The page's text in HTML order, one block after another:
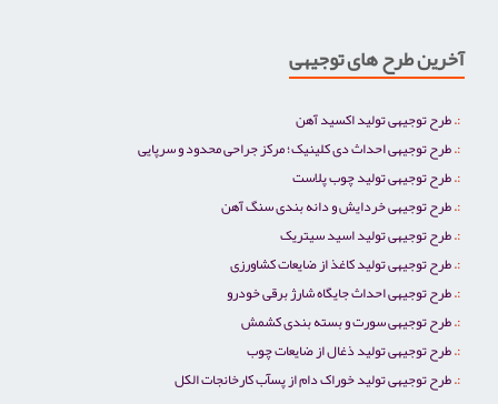
آخرین طرح های توجیهی
طرح توجیهی تولید اکسید آهن
طرح توجیهی احداث دی کلینیک؛ مرکز جراحی محدود و سرپایی
طرح توجیهی تولید چوب پلاست
طرح توجیهی خردایش و دانه بندی سنگ آهن
طرح توجیهی تولید اسید سیتریک
طرح توجیهی تولید کاغذ از ضایعات کشاورزی
طرح توجیهی احداث جایگاه شارژ برقی خودرو
طرح توجیهی سورت و بسته بندی کشمش
طرح توجیهی تولید ذغال از ضایعات چوب
طرح توجیهی تولید خوراک دام از پسآب کارخانجات الکل